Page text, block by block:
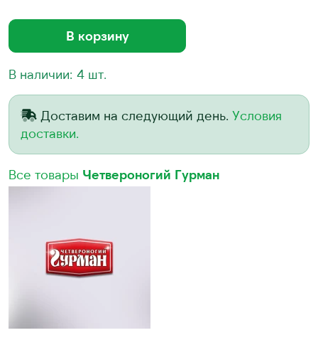
В корзину
В наличии: 4 шт.
Доставим на следующий день. Условия
доставки.
Все товары Четвероногий Гурман